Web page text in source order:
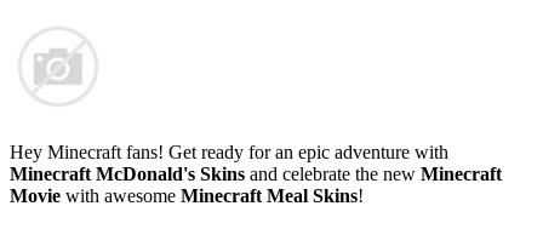
Hey Minecraft fans! Get ready for an epic adventure with
Minecraft McDonald's Skins and celebrate the new Minecraft
Movie with awesome Minecraft Meal Skins!